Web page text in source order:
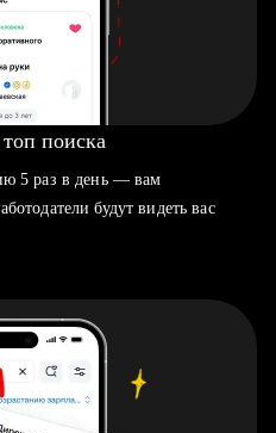
поиска
5 раз в день — вам
будут видеть вас